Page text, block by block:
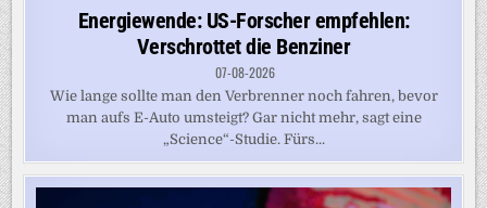
in
Energiewende: US-Forscher empfehlen:
Verschrottet die Benziner
07-08-2026
Wie lange sollte man den Verbrenner noch fahren, bevor
man aufs E-Auto umsteigt? Gar nicht mehr, sagt eine
„Science“-Studie. Fürs...